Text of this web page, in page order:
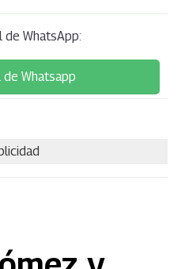
WhatsApp:
de Whatsapp